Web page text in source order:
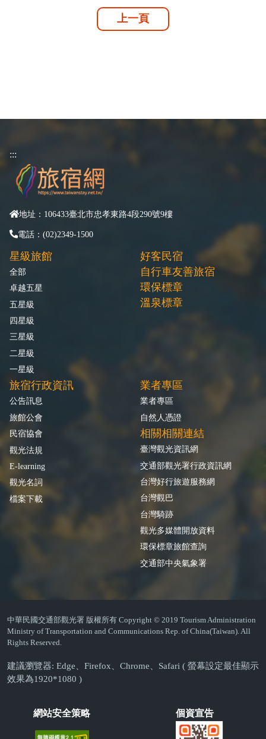
上一頁
:::
地址：106433臺北市忠孝東路4段290號9樓
電話：(02)2349-1500
星級旅館
全部
卓越五星
五星級
四星級
三星級
二星級
一星級
好客民宿
自行車友善旅宿
環保標章
溫泉標章
旅宿行政資訊
公告訊息
旅館公會
民宿協會
觀光法規
E-learning
觀光名詞
檔案下載
業者專區
業者專區
自然人憑證
相關相關連結
臺灣觀光資訊網
交通部觀光署行政資訊網
台灣好行旅遊服務網
台灣觀巴
台灣騎跡
觀光多媒體開放資料
環保標章旅館查詢
交通部中央氣象署
中華民國交通部觀光署 版權所有 Copyright © 2019 Tourism Administration
Ministry of Transportation and Communications Rep. of China(Taiwan). All
Rights Reserved.
建議瀏覽器: Edge、Firefox、Chrome、Safari ( 螢幕設定最佳顯示
效果為1920*1080 )
網站安全策略 個資宣告